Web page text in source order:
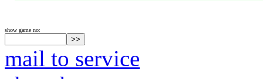
show game no:
mail to service